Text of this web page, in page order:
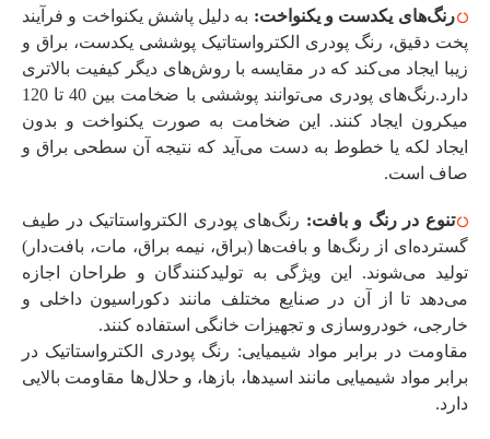
رنگ‌های یکدست و یکنواخت: به دلیل پاشش یکنواخت و فرآیند
پخت دقیق، رنگ پودری الکترواستاتیک پوششی یکدست، براق و
زیبا ایجاد می‌کند که در مقایسه با روش‌های دیگر کیفیت بالاتری
دارد.رنگ‌های پودری می‌توانند پوششی با ضخامت بین 40 تا 120
میکرون ایجاد کنند. این ضخامت به صورت یکنواخت و بدون
ایجاد لکه یا خطوط به دست می‌آید که نتیجه آن سطحی براق و
صاف است.
تنوع در رنگ و بافت: رنگ‌های پودری الکترواستاتیک در طیف
گسترده‌ای از رنگ‌ها و بافت‌ها (براق، نیمه براق، مات، بافت‌دار)
تولید می‌شوند. این ویژگی به تولیدکنندگان و طراحان اجازه
می‌دهد تا از آن در صنایع مختلف مانند دکوراسیون داخلی و
خارجی، خودروسازی و تجهیزات خانگی استفاده کنند.
مقاومت در برابر مواد شیمیایی: رنگ پودری الکترواستاتیک در
برابر مواد شیمیایی مانند اسیدها، بازها، و حلال‌ها مقاومت بالایی
دارد.